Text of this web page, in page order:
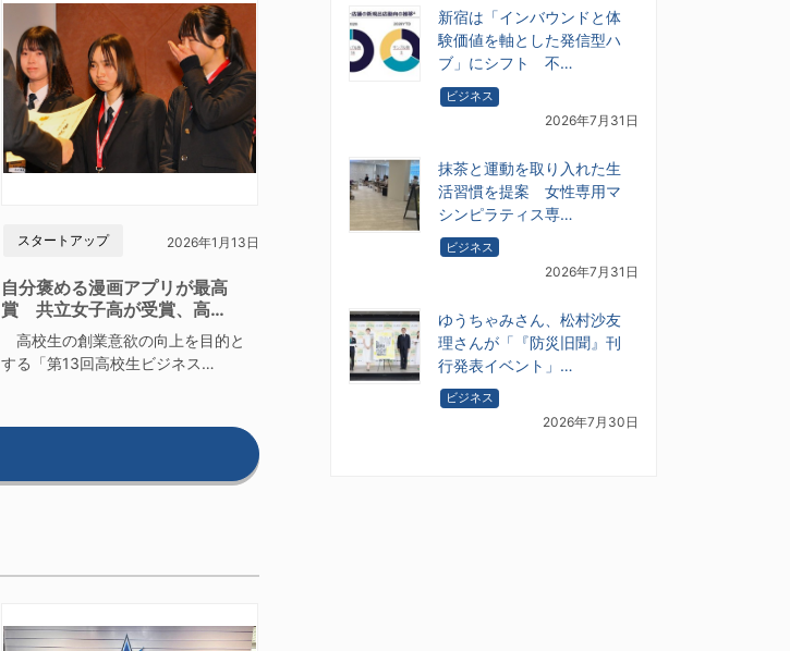
スタートアップ 2026年1月13日
自分褒める漫画アプリが最高
賞 共立女子高が受賞、高…
高校生の創業意欲の向上を目的と
する「第13回高校生ビジネス…
新宿は「インバウンドと体
験価値を軸とした発信型ハ
ブ」にシフト 不…
ビジネス
2026年7月31日
抹茶と運動を取り入れた生
活習慣を提案 女性専用マ
シンピラティス専…
ビジネス
2026年7月31日
ゆうちゃみさん、松村沙友
理さんが「『防災旧聞』刊
行発表イベント」…
ビジネス
2026年7月30日